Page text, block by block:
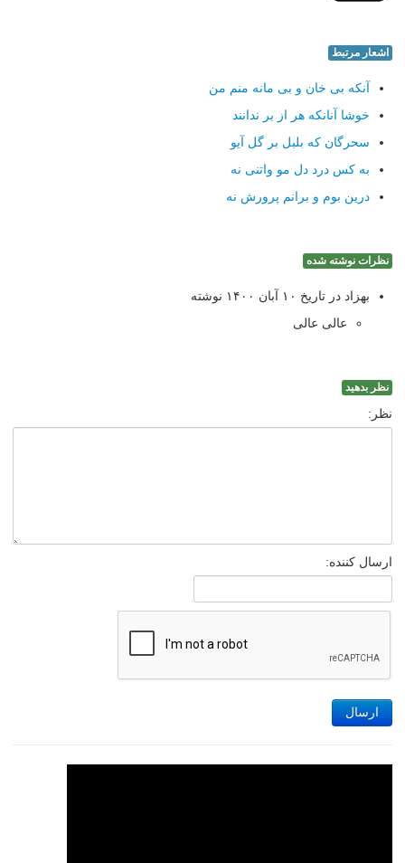
اشعار مرتبط
آنکه بی خان و بی مانه منم من
خوشا آنانکه هر از بر ندانند
سحرگان که بلبل بر گل آیو
به کس درد دل مو واتنی نه
درین بوم و برانم پرورش نه
نظرات نوشته شده
بهزاد در تاریخ ۱۰ آبان ۱۴۰۰ نوشته
عالی عالی
نظر بدهید
نظر:
ارسال کننده:
ارسال